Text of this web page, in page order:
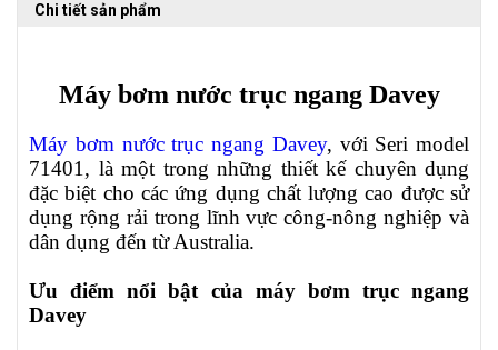
Chi tiết sản phẩm
Máy bơm nước trục ngang Davey
Máy bơm nước trục ngang Davey, với Seri model
71401, là một trong những thiết kế chuyên dụng
đặc biệt cho các ứng dụng chất lượng cao được sử
dụng rộng rải trong lĩnh vực công-nông nghiệp và
dân dụng đến từ Australia.
Ưu điểm nổi bật của máy bơm trục ngang
Davey